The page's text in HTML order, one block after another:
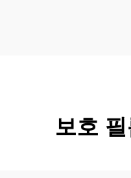
보호